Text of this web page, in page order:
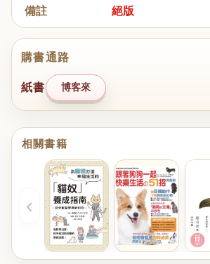
備註
絕版
購書通路
紙書 博客來
相關書籍
‹